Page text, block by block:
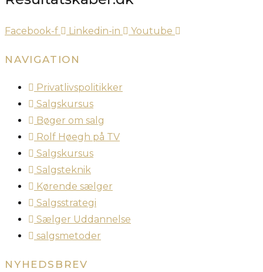
Facebook-f Linkedin-in Youtube
NAVIGATION
Privatlivspolitikker
Salgskursus
Bøger om salg
Rolf Høegh på TV
Salgskursus
Salgsteknik
Kørende sælger
Salgsstrategi
Sælger Uddannelse
salgsmetoder
NYHEDSBREV